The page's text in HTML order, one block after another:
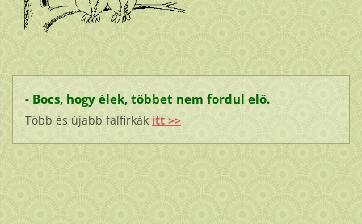
- Bocs, hogy élek, többet nem fordul elő.
Több és újabb falfirkák itt >>